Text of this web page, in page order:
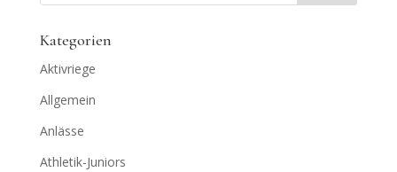
Kategorien
Aktivriege
Allgemein
Anlässe
Athletik-Juniors